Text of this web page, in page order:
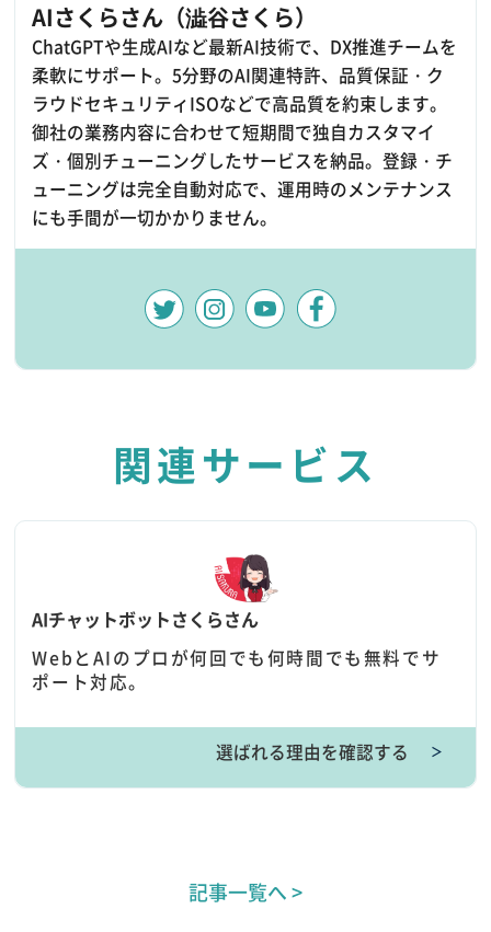
AIさくらさん（澁谷さくら）
ChatGPTや生成AIなど最新AI技術で、DX推進チームを
柔軟にサポート。5分野のAI関連特許、品質保証・ク
ラウドセキュリティISOなどで高品質を約束します。
御社の業務内容に合わせて短期間で独自カスタマイ
ズ・個別チューニングしたサービスを納品。登録・チ
ューニングは完全自動対応で、運用時のメンテナンス
にも手間が一切かかりません。
関連サービス
AIチャットボットさくらさん
WebとAIのプロが何回でも何時間でも無料でサ
ポート対応。
選ばれる理由を確認する ＞
記事一覧へ >